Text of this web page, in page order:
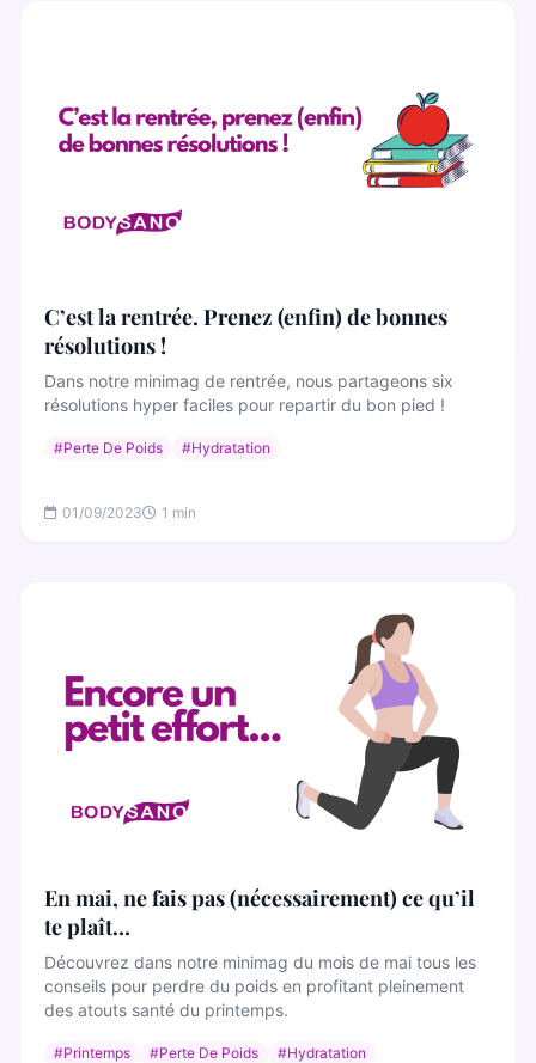
C’est la rentrée. Prenez (enfin) de bonnes
résolutions !
Dans notre minimag de rentrée, nous partageons six
résolutions hyper faciles pour repartir du bon pied !
#Perte De Poids #Hydratation
01/09/2023 1 min
En mai, ne fais pas (nécessairement) ce qu’il
te plaît…
Découvrez dans notre minimag du mois de mai tous les
conseils pour perdre du poids en profitant pleinement
des atouts santé du printemps.
#Printemps #Perte De Poids #Hydratation